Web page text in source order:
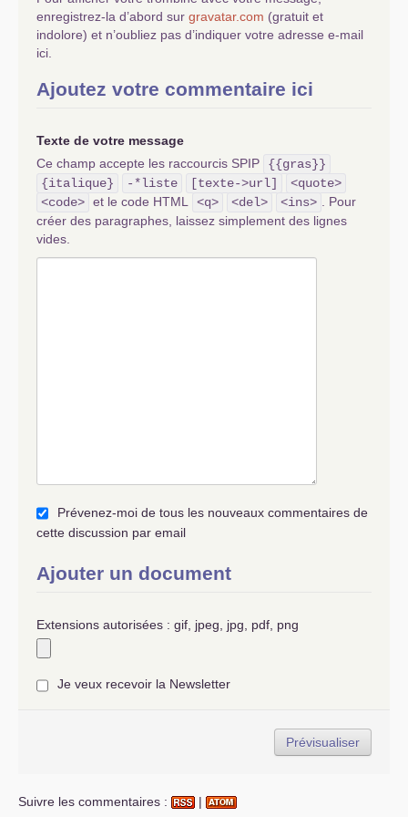
pour remplacer les droits de l’homme (et
quelques autres textes). Mon texte est
@Linnocencedexister
enregistrez-la d’abord sur gravatar.com (gratuit et
indolore) et n’oubliez pas d’indiquer votre adresse e-mail
ici.
Ajoutez votre commentaire ici
Texte de votre message
Ce champ accepte les raccourcis SPIP
{{gras}}
{italique}
-*liste [texte->url]
<quote>
<code> et le code HTML <q> <del> <ins>
. Pour
créer des paragraphes, laissez simplement des lignes
vides.
Prévenez-moi de tous les nouveaux commentaires de
cette discussion par email
Ajouter un document
Extensions autorisées : gif, jpeg, jpg, pdf, png
Je veux recevoir la Newsletter
Suivre les commentaires : |